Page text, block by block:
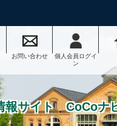
お問い合わせ
個人会員ログイ
ン
ナ
報サイト CoCoナ